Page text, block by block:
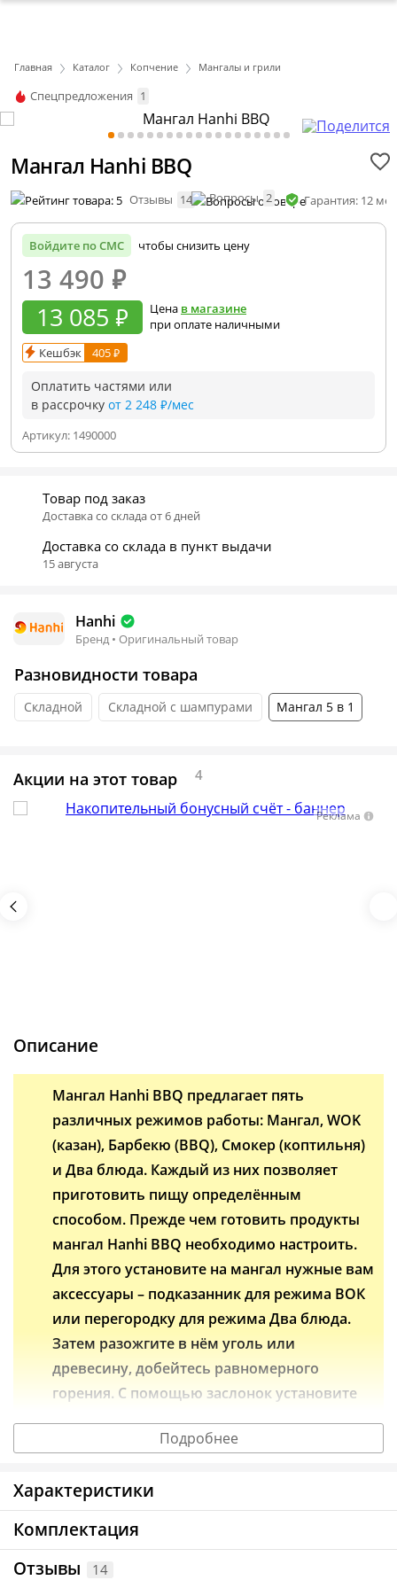
Главная Каталог Копчение Мангалы и грили
Спецпредложения 1
Мангал Hanhi BBQ
Отзывы 14 Вопросы 2 Гарантия: 12
Войдите по СМС чтобы снизить цену
13 490 ₽
13 085 ₽ Цена в магазине
при оплате наличными
Кешбэк
405 ₽
Оплатить частями или
в рассрочку от 2 248 ₽/мес
Артикул: 1490000
Товар под заказ
Доставка со склада от 6 дней
Доставка со склада в пункт выдачи
15 августа
Hanhi
Бренд • Оригинальный товар
Разновидности товара
Складной Складной с шампурами Мангал 5 в 1
Акции на этот товар 4
Реклама
Описание
Мангал Hanhi BBQ предлагает пять
различных режимов работы: Мангал, WOK
(казан), Барбекю (BBQ), Смокер (коптильня)
и Два блюда. Каждый из них позволяет
приготовить пищу определённым
способом. Прежде чем готовить продукты
мангал Hanhi BBQ необходимо настроить.
Для этого установите на мангал нужные вам
аксессуары – подказанник для режима ВОК
или перегородку для режима Два блюда.
Затем разожгите в нём уголь или
древесину, добейтесь равномерного
горения. С помощью заслонок установите
её. После этого можно начинать готовить.
Один мангал – 5 режимов работы.
Что бы вы ни задумали приготовить – шашлык,
брискет или стейк, закоптить говяжьи рёбра, сделать
плов или азиатское блюдо в вок-сковороде, а то и
Подробнее
Характеристики
Комплектация
Отзывы
14